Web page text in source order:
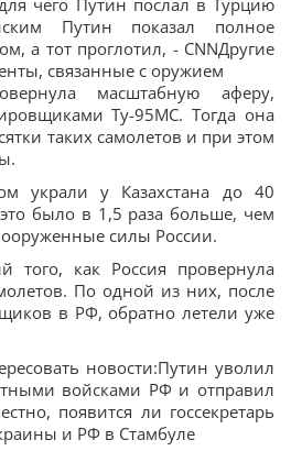
чего Путин послал в Турцию
Путин показал полное
а тот проглотил, - CNNДругие
связанные с оружием
масштабную аферу,
Ту-95МС. Тогда она
таких самолетов и при этом
украли у Казахстана до 40
было в 1,5 раза больше, чем
силы России.
того, как Россия провернула
По одной из них, после
в РФ, обратно летели уже
новости:Путин уволил
войсками РФ и отправил
появится ли госсекретарь
и РФ в Стамбуле